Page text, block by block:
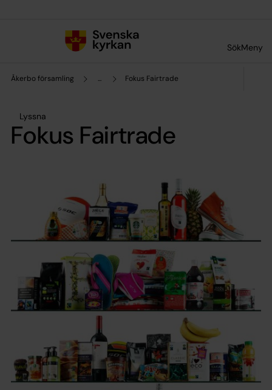
SökMeny
Åkerbo församling ... Fokus Fairtrade
Lyssna
Fokus Fairtrade